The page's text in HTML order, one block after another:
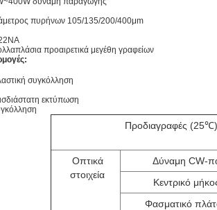
πυρήνων 105/135/200/400μm
προαιρετικά μεγέθη γραφείων
συγκόλληση
εκτύπωση
Προδιαγραφές (25℃)
Οπτικά
στοιχεία
Δύναμη CW-
Κεντρικό
Φασματικό